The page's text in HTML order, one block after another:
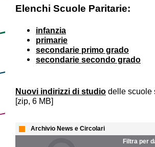
Elenchi Scuole Paritarie:
infanzia
primarie
secondarie primo grado
secondarie secondo grado
Nuovi indirizzi di studio delle scuole
[zip, 6 MB]
Archivio News e Circolari
Filtra per